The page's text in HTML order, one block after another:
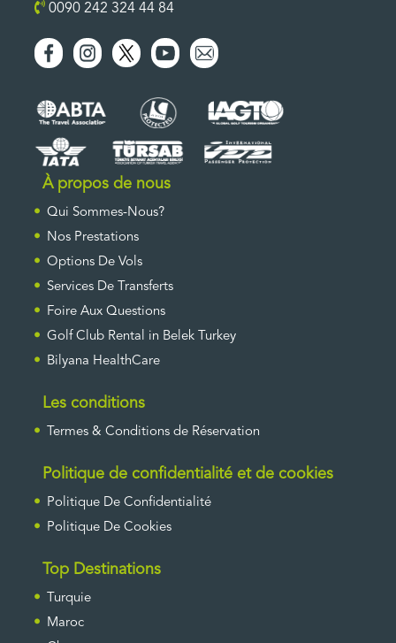
0090 242 324 44 84
À propos de nous
Qui Sommes-Nous?
Nos Prestations
Options De Vols
Services De Transferts
Foire Aux Questions
Golf Club Rental in Belek Turkey
Bilyana HealthCare
Les conditions
Termes & Conditions de Réservation
Politique de confidentialité et de cookies
Politique De Confidentialité
Politique De Cookies
Top Destinations
Turquie
Maroc